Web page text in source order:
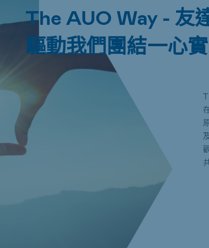
The AUO Way - 友
驅動我們團結一心